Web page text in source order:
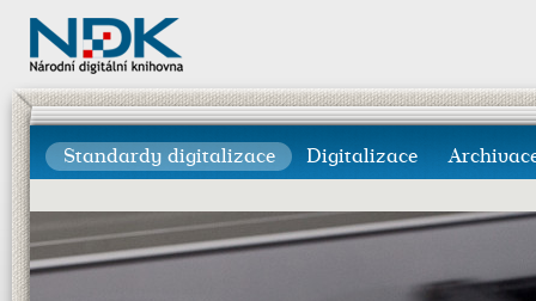
Standardy digitalizace Digitalizace